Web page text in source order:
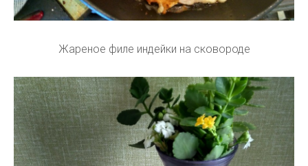
Жареное филе индейки на сковороде